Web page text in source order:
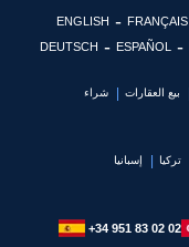
ENGLISH FRANÇAIS
DEUTSCH
ESPAÑOL
شراء بيع العقارات
إسبانيا تركيا
+34 951 83 02 02